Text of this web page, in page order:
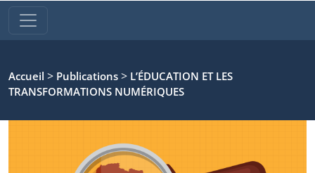
Accueil > Publications > L’ÉDUCATION ET LES
TRANSFORMATIONS NUMÉRIQUES